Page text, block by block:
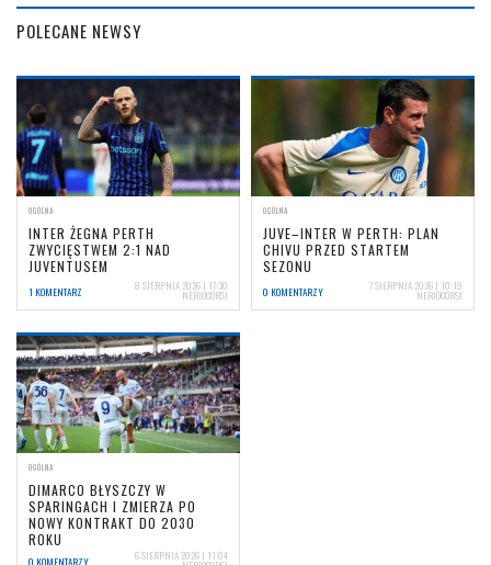
POLECANE NEWSY
OGÓLNA
INTER ŻEGNA PERTH
ZWYCIĘSTWEM 2:1 NAD
JUVENTUSEM
1 KOMENTARZ 8 SIERPNIA 2026 | 17:30
NERIOCORSI
OGÓLNA
JUVE–INTER W PERTH: PLAN
CHIVU PRZED STARTEM
SEZONU
0 KOMENTARZY 7 SIERPNIA 2026 | 10:19
NERIOCORSI
OGÓLNA
DIMARCO BŁYSZCZY W
SPARINGACH I ZMIERZA PO
NOWY KONTRAKT DO 2030
ROKU
0 KOMENTARZY 6 SIERPNIA 2026 | 11:04